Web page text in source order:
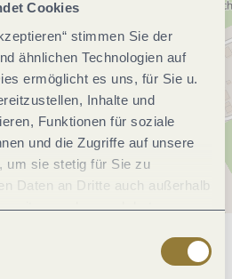
Cookies
stimmen Sie der
ähnlichen Technologien auf
ermöglicht es uns, für Sie u.
Inhalte und
Funktionen für soziale
und die Zugriffe auf unsere
um sie stetig für Sie zu
Daten an Dritte auch außerhalb
weitergegeben und dort
Mit der Auswahl "Alle
in der Nutzung
Informationen